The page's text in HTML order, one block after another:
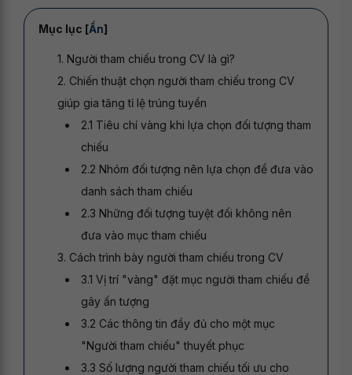
Mục lục [Ẩn]
1. Người tham chiếu trong CV là gì?
2. Chiến thuật chọn người tham chiếu trong CV
giúp gia tăng tỉ lệ trúng tuyển
2.1 Tiêu chí vàng khi lựa chọn đối tượng tham
chiếu
2.2 Nhóm đối tượng nên lựa chọn để đưa vào
danh sách tham chiếu
2.3 Những đối tượng tuyệt đối không nên
đưa vào mục tham chiếu
3. Cách trình bày người tham chiếu trong CV
3.1 Vị trí "vàng" đặt mục người tham chiếu để
gây ấn tượng
3.2 Các thông tin đầy đủ cho một mục
"Người tham chiếu" thuyết phục
3.3 Số lượng người tham chiếu tối ưu cho